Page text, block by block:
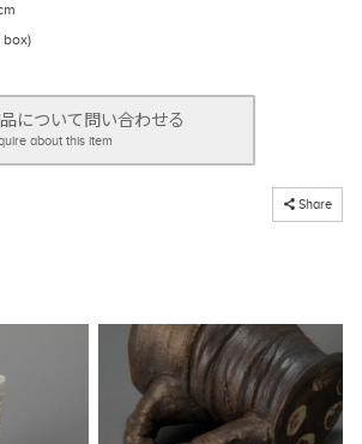
について問い合わせる
about this item
Share
コピーしました